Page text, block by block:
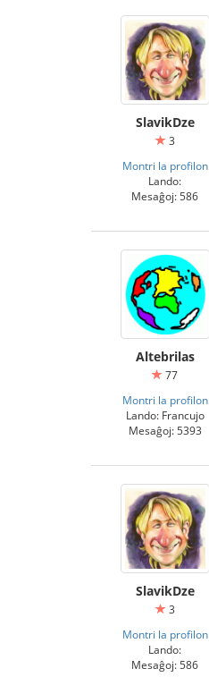
SlavikDze
3
Montri la profilon
Lando:
Mesaĝoj: 586
Altebrilas
77
Montri la profilon
Lando: Francujo
Mesaĝoj: 5393
SlavikDze
3
Montri la profilon
Lando:
Mesaĝoj: 586